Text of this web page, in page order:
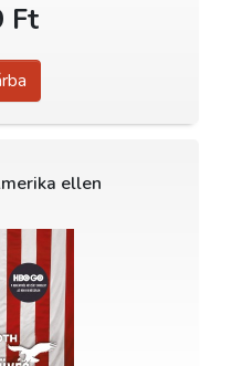
Ft
ellen